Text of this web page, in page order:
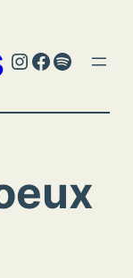
Instagram
Facebook
Spotify